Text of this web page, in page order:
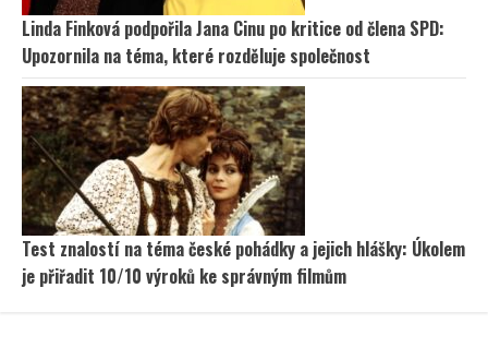
Linda Finková podpořila Jana Cinu po kritice od člena SPD:
Upozornila na téma, které rozděluje společnost
Test znalostí na téma české pohádky a jejich hlášky: Úkolem
je přiřadit 10/10 výroků ke správným filmům